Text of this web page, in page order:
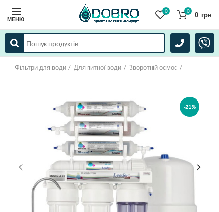
МЕНЮ
0 0 0 грн
Фільтри для води Для питної води Зворотній осмос
-21%